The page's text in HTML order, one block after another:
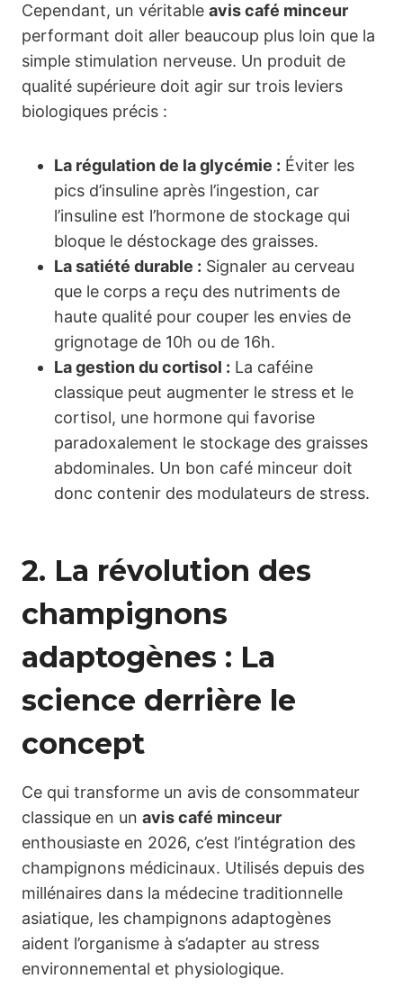
Cependant, un véritable avis café minceur
performant doit aller beaucoup plus loin que la
simple stimulation nerveuse. Un produit de
qualité supérieure doit agir sur trois leviers
biologiques précis :
La régulation de la glycémie : Éviter les
pics d’insuline après l’ingestion, car
l’insuline est l’hormone de stockage qui
bloque le déstockage des graisses.
La satiété durable : Signaler au cerveau
que le corps a reçu des nutriments de
haute qualité pour couper les envies de
grignotage de 10h ou de 16h.
La gestion du cortisol : La caféine
classique peut augmenter le stress et le
cortisol, une hormone qui favorise
paradoxalement le stockage des graisses
abdominales. Un bon café minceur doit
donc contenir des modulateurs de stress.
2. La révolution des
champignons
adaptogènes : La
science derrière le
concept
Ce qui transforme un avis de consommateur
classique en un avis café minceur
enthousiaste en 2026, c’est l’intégration des
champignons médicinaux. Utilisés depuis des
millénaires dans la médecine traditionnelle
asiatique, les champignons adaptogènes
aident l’organisme à s’adapter au stress
environnemental et physiologique.